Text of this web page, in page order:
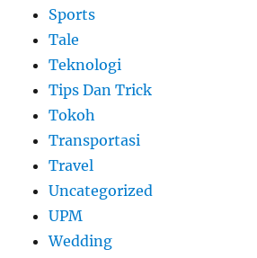
Sports
Tale
Teknologi
Tips Dan Trick
Tokoh
Transportasi
Travel
Uncategorized
UPM
Wedding